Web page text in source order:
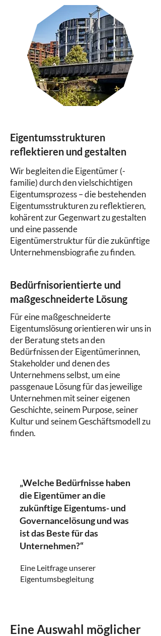
Eigentumsstrukturen
reflektieren und gestalten
Wir begleiten die Eigentümer (-
familie) durch den vielschichtigen
Eigentumsprozess – die bestehenden
Eigentumsstrukturen zu reflektieren,
kohärent zur Gegenwart zu gestalten
und eine passende
Eigentümerstruktur für die zukünftige
Unternehmensbiografie zu finden.
Bedürfnisorientierte und
maßgeschneiderte Lösung
Für eine maßgeschneiderte
Eigentumslösung orientieren wir uns in
der Beratung stets an den
Bedürfnissen der Eigentümerinnen,
Stakeholder und denen des
Unternehmens selbst, um eine
passgenaue Lösung für das jeweilige
Unternehmen mit seiner eigenen
Geschichte, seinem Purpose, seiner
Kultur und seinem Geschäftsmodell zu
finden.
„Welche Bedürfnisse haben
die Eigentümer an die
zukünftige Eigentums- und
Governancelösung und was
ist das Beste für das
Unternehmen?“
Eine Leitfrage unserer
Eigentumsbegleitung
Eine Auswahl möglicher